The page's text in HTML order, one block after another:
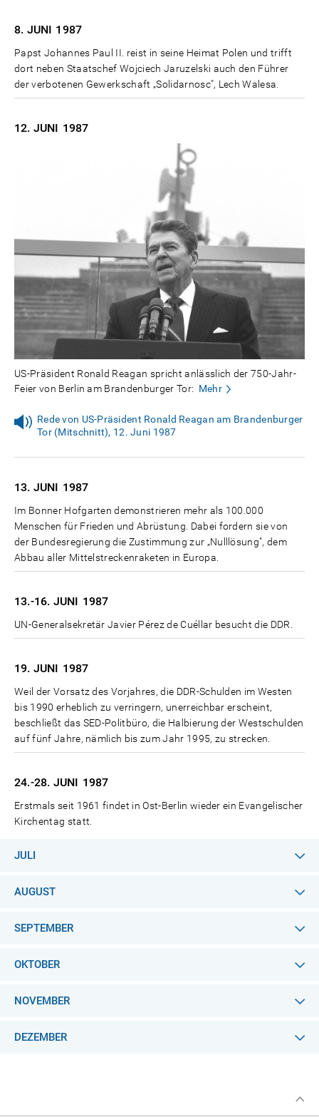
8. JUNI 1987
Papst Johannes Paul II. reist in seine Heimat Polen und trifft
dort neben Staatschef Wojciech Jaruzelski auch den Führer
der verbotenen Gewerkschaft „Solidarnosc", Lech Walesa.
12. JUNI 1987
US-Präsident Ronald Reagan spricht anlässlich der 750-Jahr-
Feier von Berlin am Brandenburger Tor: Mehr
Rede von US-Präsident Ronald Reagan am Brandenburger
Tor (Mitschnitt), 12. Juni 1987
13. JUNI 1987
Im Bonner Hofgarten demonstrieren mehr als 100.000
Menschen für Frieden und Abrüstung. Dabei fordern sie von
der Bundesregierung die Zustimmung zur „Nulllösung", dem
Abbau aller Mittelstreckenraketen in Europa.
13.-16. JUNI 1987
UN-Generalsekretär Javier Pérez de Cuéllar besucht die DDR.
19. JUNI 1987
Weil der Vorsatz des Vorjahres, die DDR-Schulden im Westen
bis 1990 erheblich zu verringern, unerreichbar erscheint,
beschließt das SED-Politbüro, die Halbierung der Westschulden
auf fünf Jahre, nämlich bis zum Jahr 1995, zu strecken.
24.-28. JUNI 1987
Erstmals seit 1961 findet in Ost-Berlin wieder ein Evangelischer
Kirchentag statt.
JULI
AUGUST
SEPTEMBER
OKTOBER
NOVEMBER
DEZEMBER